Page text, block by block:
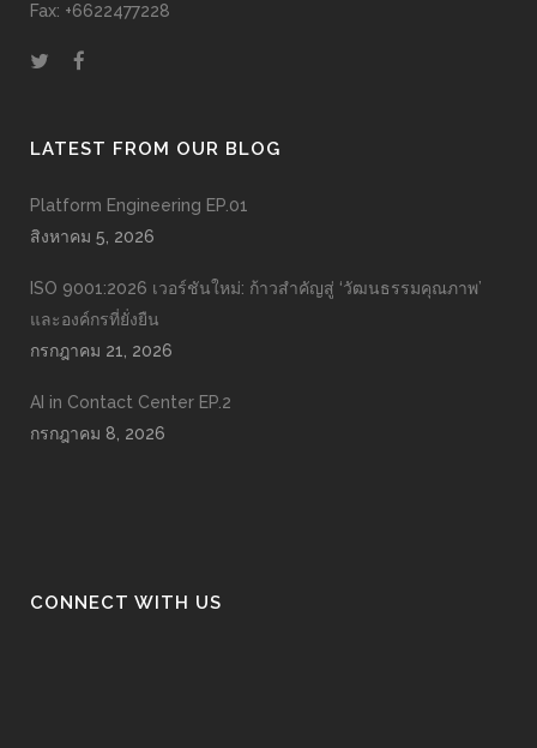
Fax: +6622477228
LATEST FROM OUR BLOG
Platform Engineering EP.01
สิงหาคม 5, 2026
ISO 9001:2026 เวอร์ชันใหม่: ก้าวสำคัญสู่ ‘วัฒนธรรมคุณภาพ’
และองค์กรที่ยั่งยืน
กรกฎาคม 21, 2026
AI in Contact Center EP.2
กรกฎาคม 8, 2026
CONNECT WITH US